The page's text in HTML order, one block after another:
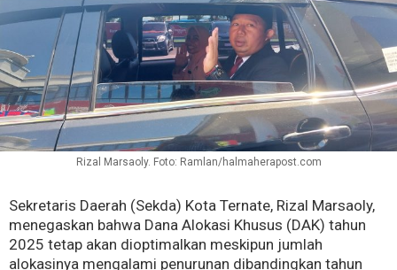
Rizal Marsaoly. Foto: Ramlan/halmaherapost.com
Sekretaris Daerah (Sekda) Kota Ternate, Rizal Marsaoly,
menegaskan bahwa Dana Alokasi Khusus (DAK) tahun
2025 tetap akan dioptimalkan meskipun jumlah
alokasinya mengalami penurunan dibandingkan tahun